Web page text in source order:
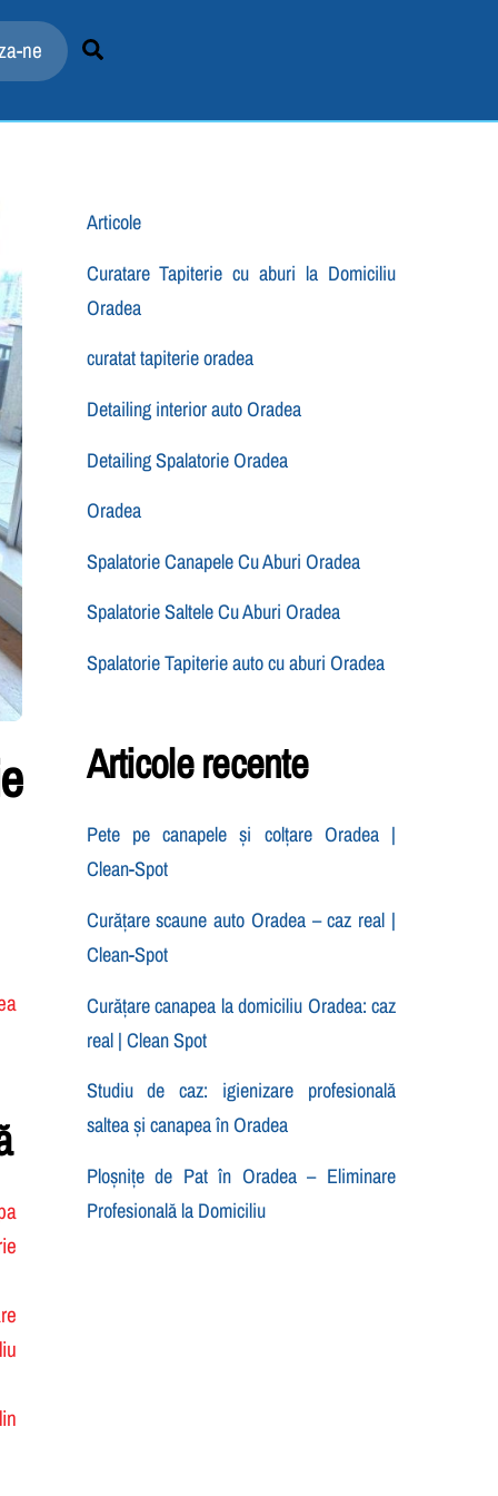
PROGRAMARE
ne
Articole
Curatare Tapiterie cu aburi la Domiciliu
Oradea
curatat tapiterie oradea
Detailing interior auto Oradea
Detailing Spalatorie Oradea
Oradea
Spalatorie Canapele Cu Aburi Oradea
Spalatorie Saltele Cu Aburi Oradea
Spalatorie Tapiterie auto cu aburi Oradea
Articole recente
Pete pe canapele și colțare Oradea |
Clean-Spot
Curățare scaune auto Oradea – caz real |
Clean-Spot
Curățare canapea la domiciliu Oradea: caz
real | Clean Spot
Studiu de caz: igienizare profesională
saltea și canapea în Oradea
Ploșnițe de Pat în Oradea – Eliminare
Profesională la Domiciliu